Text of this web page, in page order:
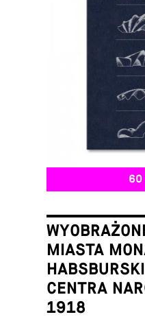
60
MIASTA
CENTRA
1918